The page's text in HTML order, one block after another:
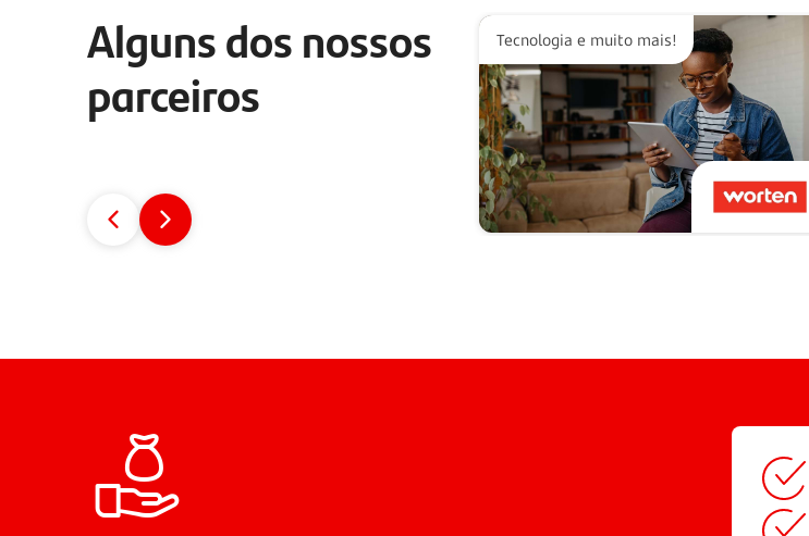
Alguns dos nossos
parceiros
Tecnologia e muito mais!